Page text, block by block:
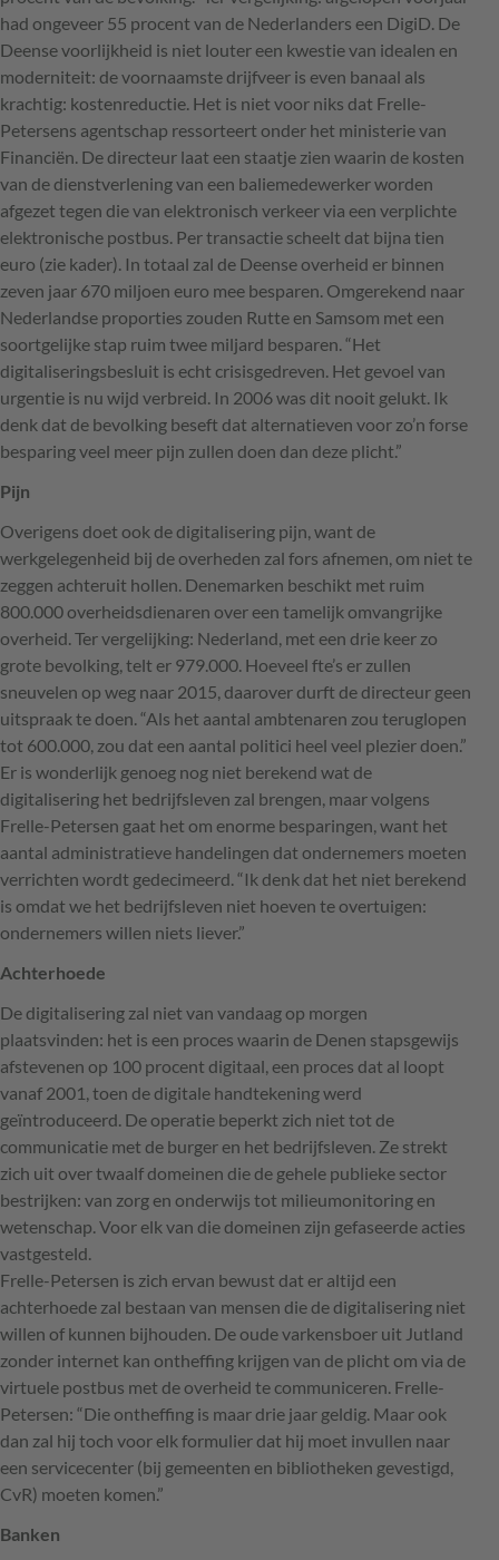
had ongeveer 55 procent van de Nederlanders een DigiD. De
Deense voorlijkheid is niet louter een kwestie van idealen en
moderniteit: de voornaamste drijfveer is even banaal als
krachtig: kostenreductie. Het is niet voor niks dat Frelle-
Petersens agentschap ressorteert onder het ministerie van
Financiën. De directeur laat een staatje zien waarin de kosten
van de dienstverlening van een baliemedewerker worden
afgezet tegen die van elektronisch verkeer via een verplichte
elektronische postbus. Per transactie scheelt dat bijna tien
euro (zie kader). In totaal zal de Deense overheid er binnen
zeven jaar 670 miljoen euro mee besparen. Omgerekend naar
Nederlandse proporties zouden Rutte en Samsom met een
soortgelijke stap ruim twee miljard besparen. “Het
digitaliseringsbesluit is echt crisisgedreven. Het gevoel van
urgentie is nu wijd verbreid. In 2006 was dit nooit gelukt. Ik
denk dat de bevolking beseft dat alternatieven voor zo’n forse
besparing veel meer pijn zullen doen dan deze plicht.”
Pijn
Overigens doet ook de digitalisering pijn, want de
werkgelegenheid bij de overheden zal fors afnemen, om niet te
zeggen achteruit hollen. Denemarken beschikt met ruim
800.000 overheidsdienaren over een tamelijk omvangrijke
overheid. Ter vergelijking: Nederland, met een drie keer zo
grote bevolking, telt er 979.000. Hoeveel fte’s er zullen
sneuvelen op weg naar 2015, daarover durft de directeur geen
uitspraak te doen. “Als het aantal ambtenaren zou teruglopen
tot 600.000, zou dat een aantal politici heel veel plezier doen.”
Er is wonderlijk genoeg nog niet berekend wat de
digitalisering het bedrijfsleven zal brengen, maar volgens
Frelle-Petersen gaat het om enorme besparingen, want het
aantal administratieve handelingen dat ondernemers moeten
verrichten wordt gedecimeerd. “Ik denk dat het niet berekend
is omdat we het bedrijfsleven niet hoeven te overtuigen:
ondernemers willen niets liever.”
Achterhoede
De digitalisering zal niet van vandaag op morgen
plaatsvinden: het is een proces waarin de Denen stapsgewijs
afstevenen op 100 procent digitaal, een proces dat al loopt
vanaf 2001, toen de digitale handtekening werd
geïntroduceerd. De operatie beperkt zich niet tot de
communicatie met de burger en het bedrijfsleven. Ze strekt
zich uit over twaalf domeinen die de gehele publieke sector
bestrijken: van zorg en onderwijs tot milieumonitoring en
wetenschap. Voor elk van die domeinen zijn gefaseerde acties
vastgesteld.
Frelle-Petersen is zich ervan bewust dat er altijd een
achterhoede zal bestaan van mensen die de digitalisering niet
willen of kunnen bijhouden. De oude varkensboer uit Jutland
zonder internet kan ontheffing krijgen van de plicht om via de
virtuele postbus met de overheid te communiceren. Frelle-
Petersen: “Die ontheffing is maar drie jaar geldig. Maar ook
dan zal hij toch voor elk formulier dat hij moet invullen naar
een servicecenter (bij gemeenten en bibliotheken gevestigd,
CvR) moeten komen.”
Banken